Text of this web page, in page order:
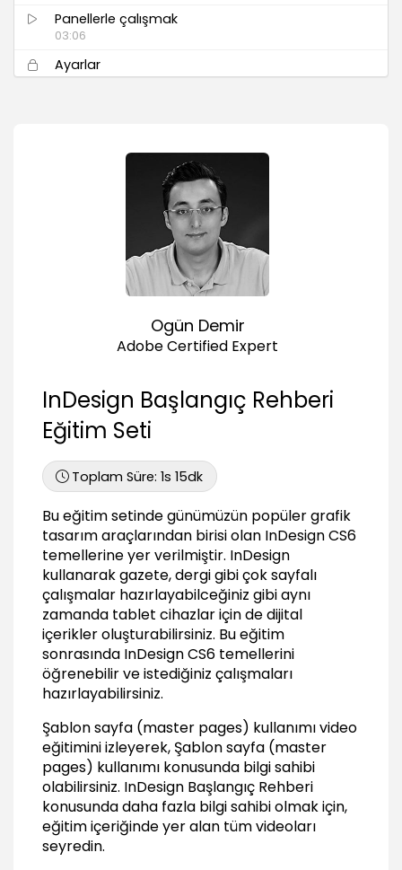
Panellerle çalışmak
03:06
Ayarlar
01:06
Yaklaşma - uzaklaşma (zoom tool) ve kayma
aracı (hand tool)
Görünüm seçenekleri
Görüntüleme performansı
Yeni belge oluşturmak
Var olan dökümanı açmak
00:30
Sayfa eklemek ve çıkarmak
Şablon Sayfalarla (Master Pages)
Şablon sayfa (master pages) kullanımı
02:56
Şablon sayfa (master pages) istenilen
sayfalarda müdahale etmek
01:36
Sayfaya numara eklemek
02:01
Yazılarla Çalışmak
Yazı aracının (type tool) kullanmak
00:38
Karakter panelini kullanmak
03:10
Paragraf panelini kullanmak
02:00
Özel karakterlerin kullanımı
Ogün Demir
Adobe Certified Expert
InDesign Başlangıç Rehberi
Eğitim Seti
Toplam Süre:1s 15dk
Bu eğitim setinde günümüzün popüler grafik
tasarım araçlarından birisi olan InDesign CS6
temellerine yer verilmiştir. InDesign
kullanarak gazete, dergi gibi çok sayfalı
çalışmalar hazırlayabilceğiniz gibi aynı
zamanda tablet cihazlar için de dijital
içerikler oluşturabilirsiniz. Bu eğitim
sonrasında InDesign CS6 temellerini
öğrenebilir ve istediğiniz çalışmaları
hazırlayabilirsiniz.
Şablon sayfa (master pages) kullanımı video
eğitimini izleyerek, Şablon sayfa (master
pages) kullanımı konusunda bilgi sahibi
olabilirsiniz. InDesign Başlangıç Rehberi
konusunda daha fazla bilgi sahibi olmak için,
eğitim içeriğinde yer alan tüm videoları
seyredin.